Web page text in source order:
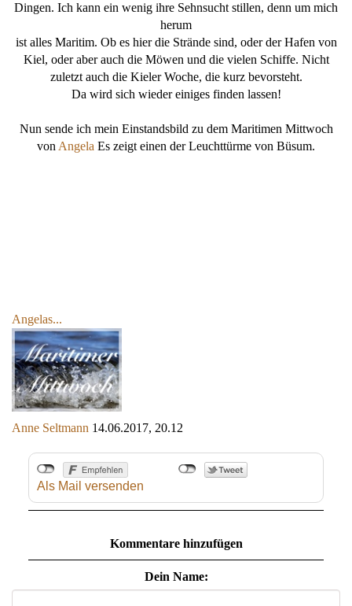
Dingen. Ich kann ein wenig ihre Sehnsucht stillen, denn um mich
herum
ist alles Maritim. Ob es hier die Strände sind, oder der Hafen von
Kiel, oder aber auch die Möwen und die vielen Schiffe. Nicht
zuletzt auch die Kieler Woche, die kurz bevorsteht.
Da wird sich wieder einiges finden lassen!
Nun sende ich mein Einstandsbild zu dem Maritimen Mittwoch
von Angela Es zeigt einen der Leuchttürme von Büsum.
Angelas...
Anne Seltmann 14.06.2017, 20.12
Als Mail versenden
Kommentare hinzufügen
Dein Name: